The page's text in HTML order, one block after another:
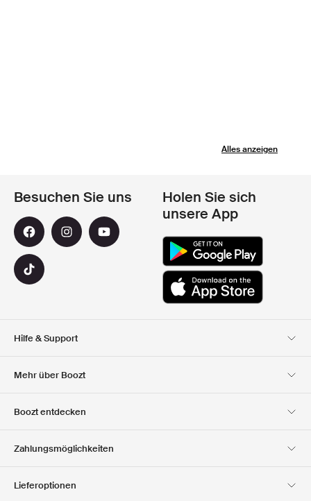
Alles anzeigen
Hilfe & Support
Mehr über Boozt
Boozt entdecken
Presse &
Besuchen Sie uns
Holen Sie sich
unsere App
Zahlungsmöglichkeiten
Lieferoptionen